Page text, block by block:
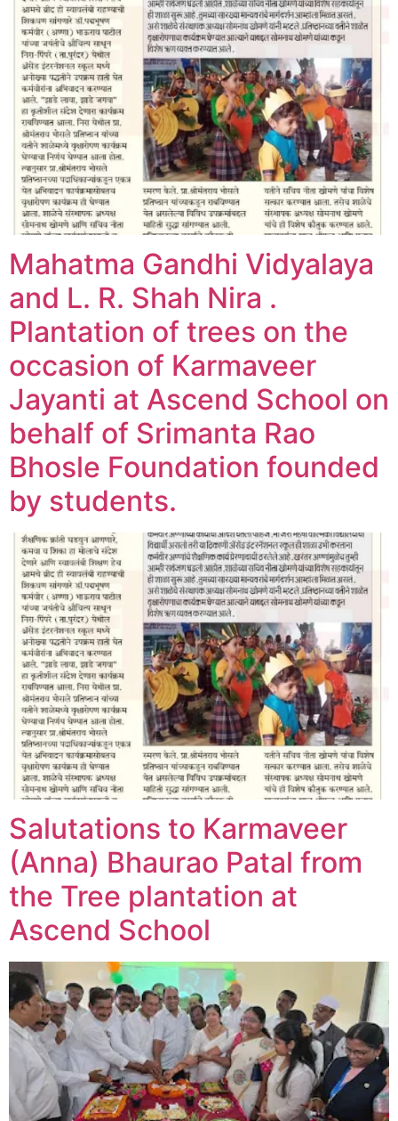
Mahatma Gandhi Vidyalaya
and L. R. Shah Nira .
Plantation of trees on the
occasion of Karmaveer
Jayanti at Ascend School on
behalf of Srimanta Rao
Bhosle Foundation founded
by students.
Salutations to Karmaveer
(Anna) Bhaurao Patal from
the Tree plantation at
Ascend School